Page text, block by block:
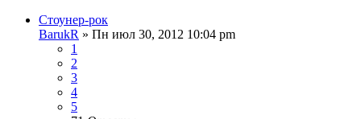
Стоунер-рок
BarukR » Пн июл 30, 2012 10:04 pm
1
2
3
4
5